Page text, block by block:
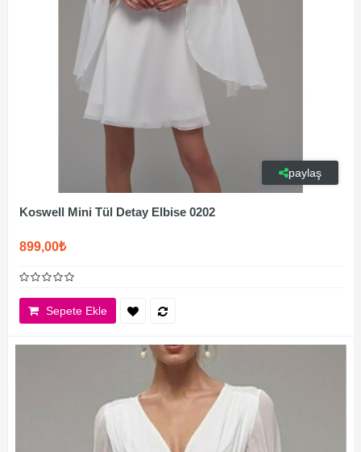
paylaş
Koswell Mini Tül Detay Elbise 0202
899,00₺
Sepete Ekle